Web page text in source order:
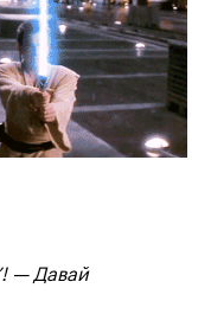
— Давай